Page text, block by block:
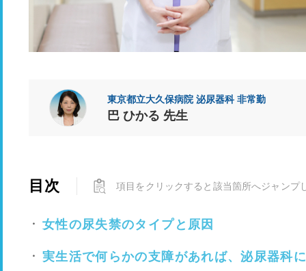
東京都立大久保病院 泌尿器科 非常勤
巴 ひかる 先生
目次 項目をクリックすると該当箇所へジャンプ
女性の尿失禁のタイプと原因
実生活で何らかの支障があれば、泌尿器科